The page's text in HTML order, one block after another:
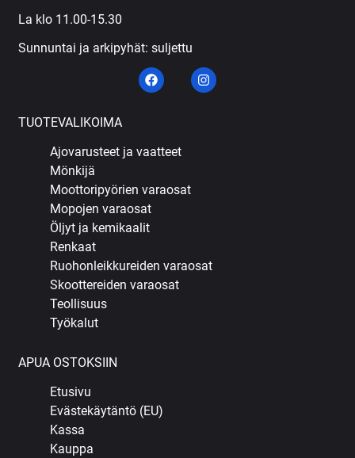
La klo 11.00-15.30
Sunnuntai ja arkipyhät: suljettu
TUOTEVALIKOIMA
Ajovarusteet ja vaatteet
Mönkijä
Moottoripyörien varaosat
Mopojen varaosat
Öljyt ja kemikaalit
Renkaat
Ruohonleikkureiden varaosat
Skoottereiden varaosat
Teollisuus
Työkalut
APUA OSTOKSIIN
Etusivu
Evästekäytäntö (EU)
Kassa
Kauppa